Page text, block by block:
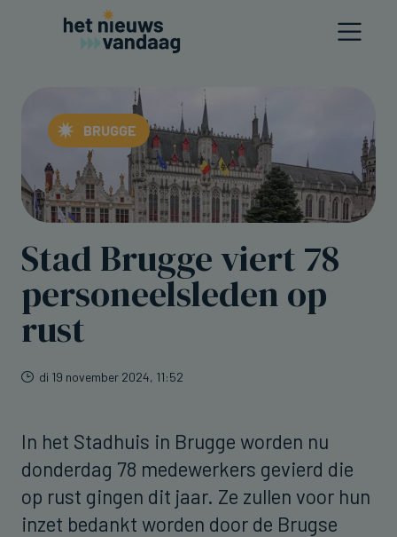
BRUGGE
Stad Brugge viert 78
personeelsleden op
rust
di 19 november 2024, 11:52
In het Stadhuis in Brugge worden nu
donderdag 78 medewerkers gevierd die
op rust gingen dit jaar. Ze zullen voor hun
inzet bedankt worden door de Brugse